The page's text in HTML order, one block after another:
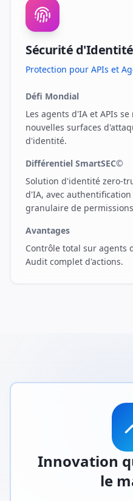
Sécurité
Protection pour APIs et
Défi Mondial
Les agents d'IA et APIs
nouvelles surfaces
d'identité.
Différentiel SmartSEC©
Solution d'identité zero-
d'IA, avec
granulaire de
Avantages
Contrôle total sur agents
Audit complet d'actions.
Innovation
le